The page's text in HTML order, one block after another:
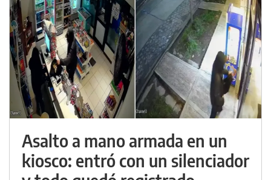
Asalto a mano armada en un
kiosco: entró con un silenciador